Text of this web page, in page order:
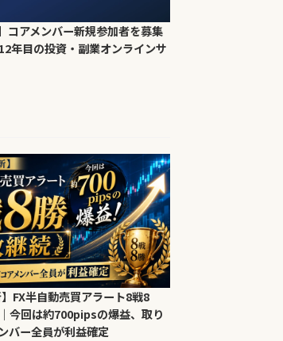
コアメンバー新規参加者を募集
年目の投資・副業オンラインサ
】FX半自動売買アラート8戦8
今回は約700pipsの爆益、取り
バー全員が利益確定